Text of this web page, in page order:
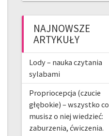
NAJNOWSZE
ARTYKUŁY
Lody – nauka czytania
sylabami
Propriocepcja (czucie
głębokie) – wszystko co
musisz o niej wiedzieć:
zaburzenia, ćwiczenia.